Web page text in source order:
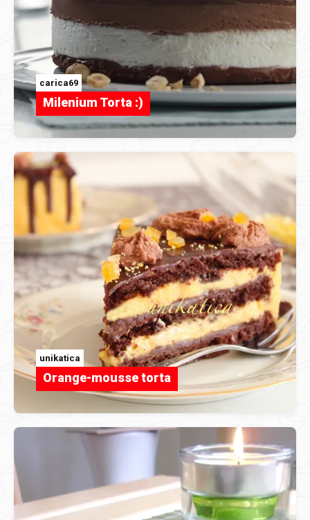
carica69
Milenium Torta :)
unikatica
Orange-mousse torta